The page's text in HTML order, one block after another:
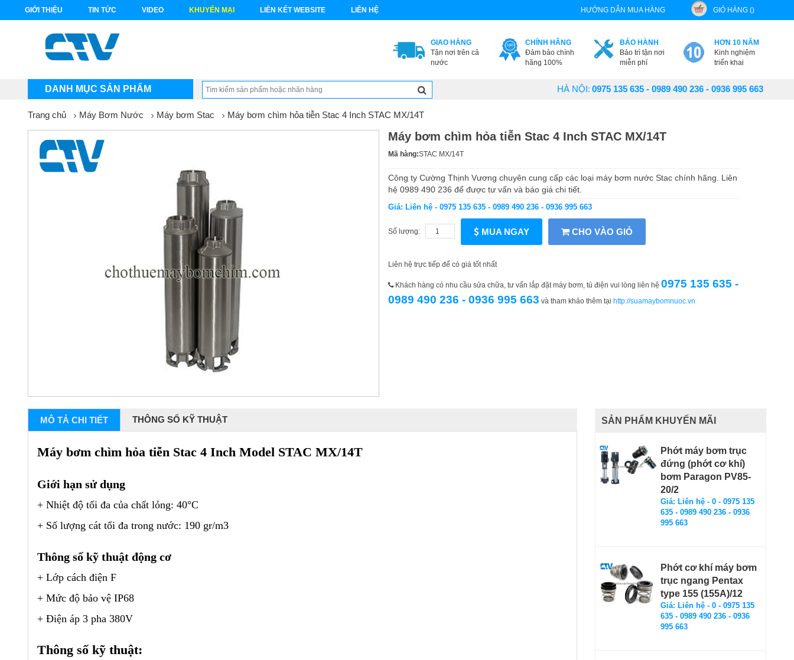
GIỚI THIỆU TIN TỨC VIDEO KHUYẾN MẠI LIÊN KẾT WEBSITE LIÊN HỆ HƯỚNG DẪN MUA HÀNG GIỎ HÀNG ()
GIAO HÀNG
Tận nơi trên cả
nước
CHÍNH HÃNG
Đảm bảo chính
hãng 100%
BẢO HÀNH
Bảo trì tận nơi
miễn phí
HƠN 10 NĂM
Kinh nghiệm
triển khai
DANH MỤC SẢN PHẨM HÀ NỘI: 0975 135 635 - 0989 490 236 - 0936 995 663
Trang chủ Máy Bơm Nước Máy bơm Stac Máy bơm chìm hỏa tiễn Stac 4 Inch STAC MX/14T
Máy bơm chìm hỏa tiễn Stac 4 Inch STAC MX/14T
Mã hàng:STAC MX/14T
Công ty Cường Thịnh Vương chuyên cung cấp các loại máy bơm nước Stac chính hãng. Liên
hệ 0989 490 236 để được tư vấn và báo giá chi tiết.
Giá: Liên hệ - 0975 135 635 - 0989 490 236 - 0936 995 663
Số lượng: MUA NGAY CHO VÀO GIỎ
Liên hệ trực tiếp để có giá tốt nhất
Khách hàng có nhu cầu sửa chữa, tư vấn lắp đặt máy bơm, tủ điện vui lòng liên hệ 0975 135 635 -
0989 490 236 - 0936 995 663 và tham khảo thêm tại http://suamaybomnuoc.vn
MÔ TẢ CHI TIẾT THÔNG SỐ KỸ THUẬT
Máy bơm chìm hỏa tiễn Stac 4 Inch Model STAC MX/14T
Giới hạn sử dụng
+ Nhiệt độ tối đa của chất lỏng: 40°C
+ Số lượng cát tối đa trong nước: 190 gr/m3
Thông số kỹ thuật động cơ
+ Lớp cách điện F
+ Mức độ bảo vệ IP68
+ Điện áp 3 pha 380V
Thông số kỹ thuật:
SẢN PHẨM KHUYẾN MÃI
Phớt máy bơm trục
đứng (phớt cơ khí)
bơm Paragon PV85-
20/2
Giá: Liên hệ - 0 - 0975 135
635 - 0989 490 236 - 0936
995 663
Phớt cơ khí máy bơm
trục ngang Pentax
type 155 (155A)/12
Giá: Liên hệ - 0 - 0975 135
635 - 0989 490 236 - 0936
995 663